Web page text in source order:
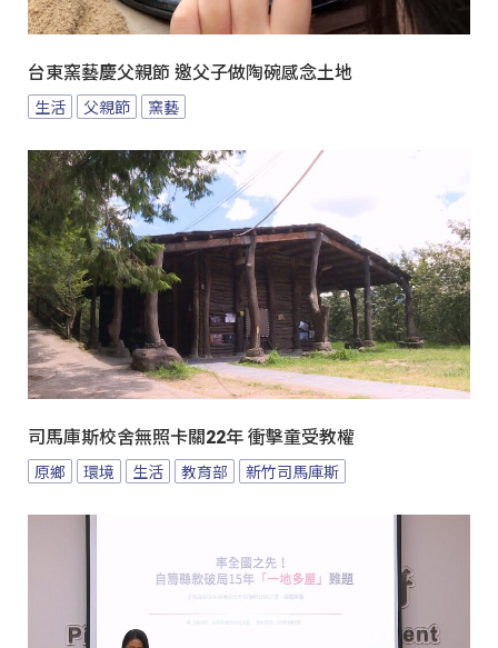
台東窯藝慶父親節 邀父子做陶碗感念土地
生活 父親節 窯藝
司馬庫斯校舍無照卡關22年 衝擊童受教權
原鄉 環境 生活 教育部 新竹司馬庫斯